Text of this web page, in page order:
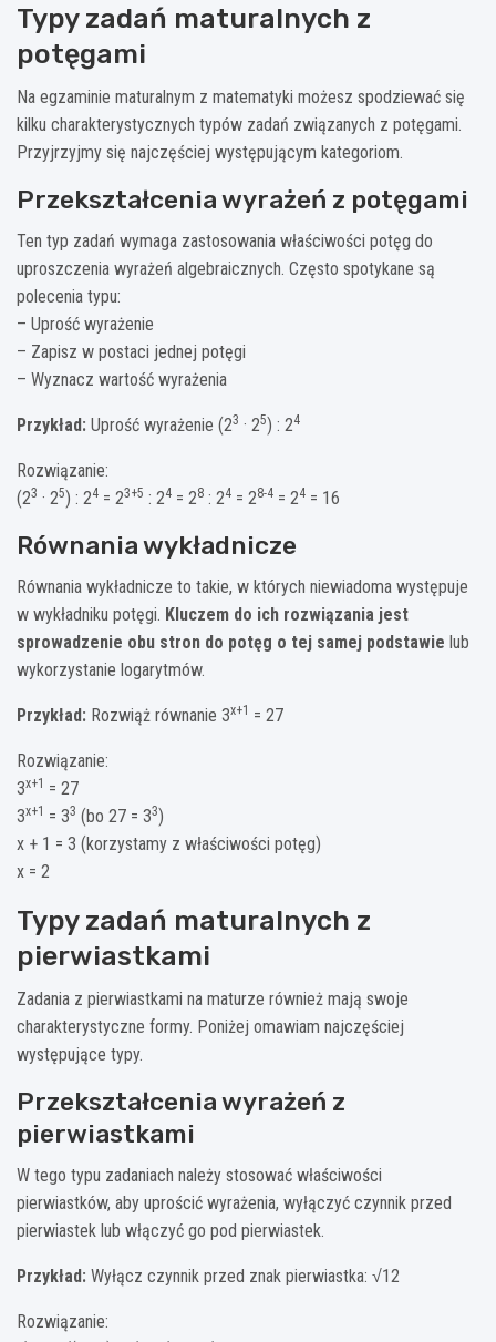
Typy zadań maturalnych z
potęgami
Na egzaminie maturalnym z matematyki możesz spodziewać się
kilku charakterystycznych typów zadań związanych z potęgami.
Przyjrzyjmy się najczęściej występującym kategoriom.
Przekształcenia wyrażeń z potęgami
Ten typ zadań wymaga zastosowania właściwości potęg do
uproszczenia wyrażeń algebraicznych. Często spotykane są
polecenia typu:
– Uprość wyrażenie
– Zapisz w postaci jednej potęgi
– Wyznacz wartość wyrażenia
Przykład: Uprość wyrażenie (23 · 25) : 24
Rozwiązanie:
(23 · 25) : 24 = 23+5 : 24 = 28 : 24 = 28-4 = 24 = 16
Równania wykładnicze
Równania wykładnicze to takie, w których niewiadoma występuje
w wykładniku potęgi. Kluczem do ich rozwiązania jest
sprowadzenie obu stron do potęg o tej samej podstawie lub
wykorzystanie logarytmów.
Przykład: Rozwiąż równanie 3x+1 = 27
Rozwiązanie:
3x+1 = 27
3x+1 = 33 (bo 27 = 33)
x + 1 = 3 (korzystamy z właściwości potęg)
x = 2
Typy zadań maturalnych z
pierwiastkami
Zadania z pierwiastkami na maturze również mają swoje
charakterystyczne formy. Poniżej omawiam najczęściej
występujące typy.
Przekształcenia wyrażeń z
pierwiastkami
W tego typu zadaniach należy stosować właściwości
pierwiastków, aby uprościć wyrażenia, wyłączyć czynnik przed
pierwiastek lub włączyć go pod pierwiastek.
Przykład: Wyłącz czynnik przed znak pierwiastka: √12
Rozwiązanie: